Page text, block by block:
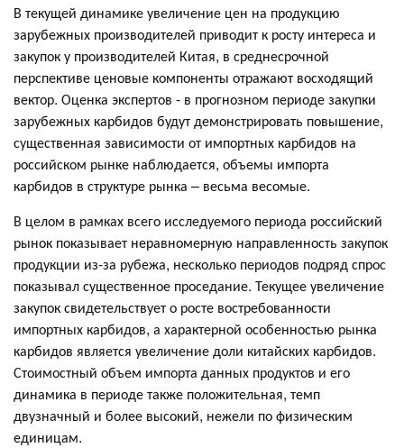
В текущей динамике увеличение цен на продукцию
зарубежных производителей приводит к росту интереса и
закупок у производителей Китая, в среднесрочной
перспективе ценовые компоненты отражают восходящий
вектор. Оценка экспертов - в прогнозном периоде закупки
зарубежных карбидов будут демонстрировать повышение,
существенная зависимости от импортных карбидов на
российском рынке наблюдается, объемы импорта
карбидов в структуре рынка – весьма весомые.
В целом в рамках всего исследуемого периода российский
рынок показывает неравномерную направленность закупок
продукции из-за рубежа, несколько периодов подряд спрос
показывал существенное проседание. Текущее увеличение
закупок свидетельствует о росте востребованности
импортных карбидов, а характерной особенностью рынка
карбидов является увеличение доли китайских карбидов.
Стоимостный объем импорта данных продуктов и его
динамика в периоде также положительная, темп
двузначный и более высокий, нежели по физическим
единицам.